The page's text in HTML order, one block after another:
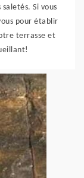
Si vous
pour établir
terrasse et